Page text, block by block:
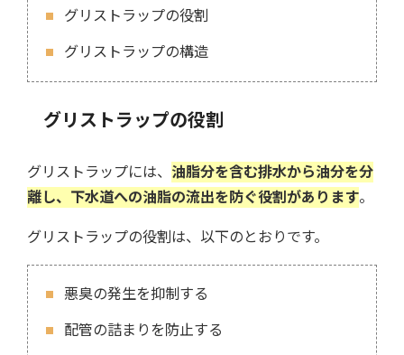
グリストラップの役割
グリストラップの構造
グリストラップの役割
グリストラップには、 油脂分を含む排水から油分を分
離し、下水道への油脂の流出を防ぐ役割があります。
グリストラップの役割は、以下のとおりです。
悪臭の発生を抑制する
配管の詰まりを防止する